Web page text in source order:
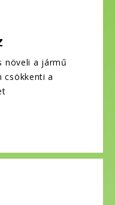
növeli a jármű
csökkenti a